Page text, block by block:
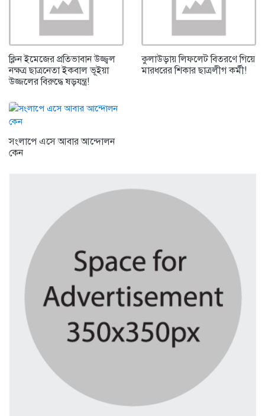
ক্লিন ইমেজের প্রতিভাবান উজ্জ্বল
নক্ষত্র ছাত্রনেতা ইকবাল ভূইয়া
উজ্জলের বিরুদ্ধে ষড়যন্ত্র!
কুলাউড়ায় লিফলেট বিতরণে গিয়ে
মারধরের শিকার ছাত্রলীগ কর্মী!
সংলাপে এসে আবার আন্দোলন
কেন